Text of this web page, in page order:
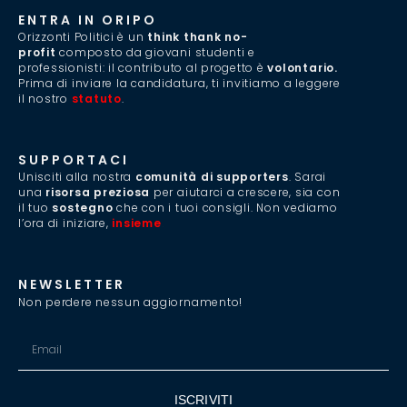
ENTRA IN ORIPO
Orizzonti Politici è un think thank no-
profit composto da giovani studenti e
professionisti: il contributo al progetto èvolontario.
Prima di inviare la candidatura, ti invitiamo a leggere
il nostro statuto.
SUPPORTACI
Unisciti alla nostra comunità di supporters. Sarai
una risorsa preziosa per aiutarci a crescere, sia con
il tuo sostegno che con i tuoi consigli. Non vediamo
l’ora di iniziare, insieme
NEWSLETTER
Non perdere nessun aggiornamento!
ISCRIVITI